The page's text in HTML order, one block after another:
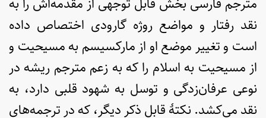
نقد رفتار و مواضع روژه گارودی اختصاص داده
است و تغییر موضع او از مارکسیسم به مسیحیت و
از مسیحیت به اسلام را که به زعم مترجم ریشه در
نوعی عرفان‌زدگی و توسل به شهود قلبی دارد، به
نقد می‌کشد. نکتۀ قابل ذکر دیگر، که در ترجمه‌های